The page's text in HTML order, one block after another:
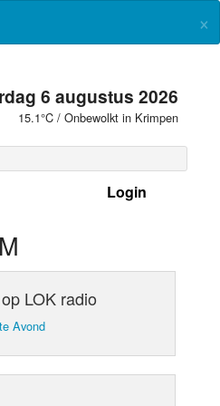
×
6 augustus 2026
15.1°C / Onbewolkt in Krimpen
Login
LOK radio
Avond